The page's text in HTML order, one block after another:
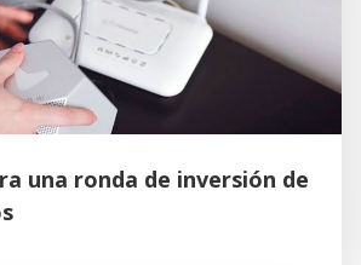
una ronda de inversión de